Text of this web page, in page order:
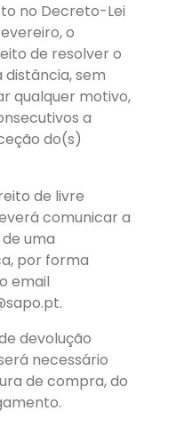
no Decreto-Lei
o
de resolver o
sem
qualquer motivo,
a
do(s)
de livre
comunicar a
uma
por forma
email
devolução
necessário
de compra, do